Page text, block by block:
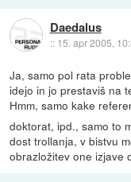
Daedalus
:: 15. apr 2005,
Ja, samo pol rata
idejo in jo prestaviš na
Hmm, samo kake
doktorat, ipd., samo to
dost trollanja, v bistvu
obrazložitev one izjave